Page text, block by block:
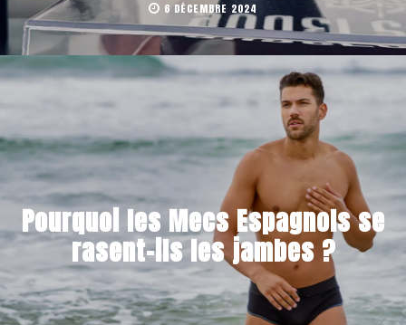
6 DÉCEMBRE 2024
Pourquoi les Mecs Espagnols se
rasent-ils les jambes ?